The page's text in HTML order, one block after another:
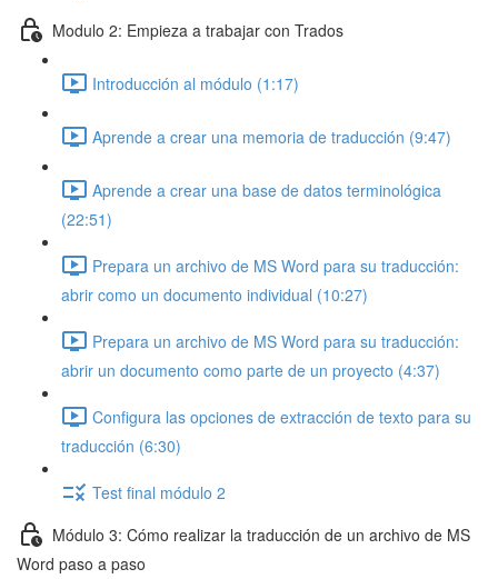
Modulo 2: Empieza a trabajar con Trados
Introducción al módulo (1:17)
Aprende a crear una memoria de traducción (9:47)
Aprende a crear una base de datos terminológica
(22:51)
Prepara un archivo de MS Word para su traducción:
abrir como un documento individual (10:27)
Prepara un archivo de MS Word para su traducción:
abrir un documento como parte de un proyecto (4:37)
Configura las opciones de extracción de texto para su
traducción (6:30)
Test final módulo 2
Módulo 3: Cómo realizar la traducción de un archivo de MS
Word paso a paso